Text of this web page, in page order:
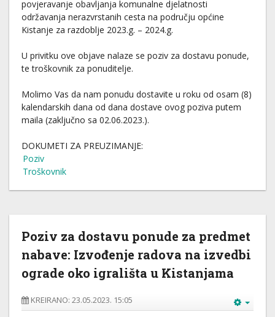
povjeravanje obavljanja komunalne djelatnosti
održavanja nerazvrstanih cesta na području općine
Kistanje za razdoblje 2023.g. – 2024.g.
U privitku ove objave nalaze se poziv za dostavu ponude,
te troškovnik za ponuditelje.
Molimo Vas da nam ponudu dostavite u roku od osam (8)
kalendarskih dana od dana dostave ovog poziva putem
maila (zaključno sa 02.06.2023.).
DOKUMETI ZA PREUZIMANJE:
Poziv
Troškovnik
Poziv za dostavu ponude za predmet
nabave: Izvođenje radova na izvedbi
ograde oko igrališta u Kistanjama
KREIRANO: 23.05.2023. 15:05